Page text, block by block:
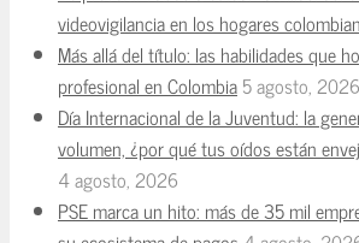
videovigilancia en los hogares
Más allá del título: las habilidades que
profesional en Colombia5 agosto, 2026
Día Internacional de la Juventud: la
volumen, ¿por qué tus oídos están
4 agosto, 2026
PSE marca un hito: más de 35 mil